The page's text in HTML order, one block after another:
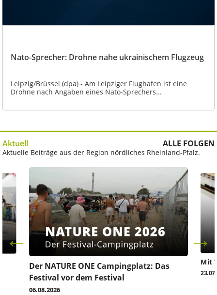
Nato-Sprecher: Drohne nahe ukrainischem Flugzeug
Leipzig/Brüssel (dpa) - Am Leipziger Flughafen ist eine
Drohne nach Angaben eines Nato-Sprechers...
Aktuell ALLE FOLGEN
Aktuelle Beiträge aus der Region nördliches Rheinland-Pfalz.
Der NATURE ONE Campingplatz: Das
Festival vor dem Festival
06.08.2026
Mit